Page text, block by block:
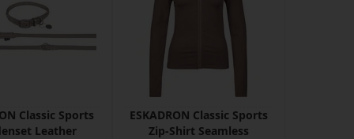
Classic Sports
Leather
ESKADRON Classic Sports
Zip-Shirt Seamless